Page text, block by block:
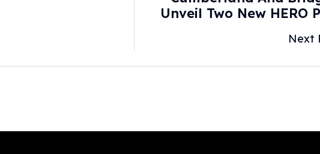
Next
Unveil Two New HERO